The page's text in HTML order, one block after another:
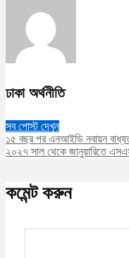
ঢাকা অর্থনীতি
সব পোস্ট দেখুন
১৫ বছর পর এনআইডি নবায়ন
২০২৭ সাল থেকে জানুয়ারিতে
কমেন্ট করুন